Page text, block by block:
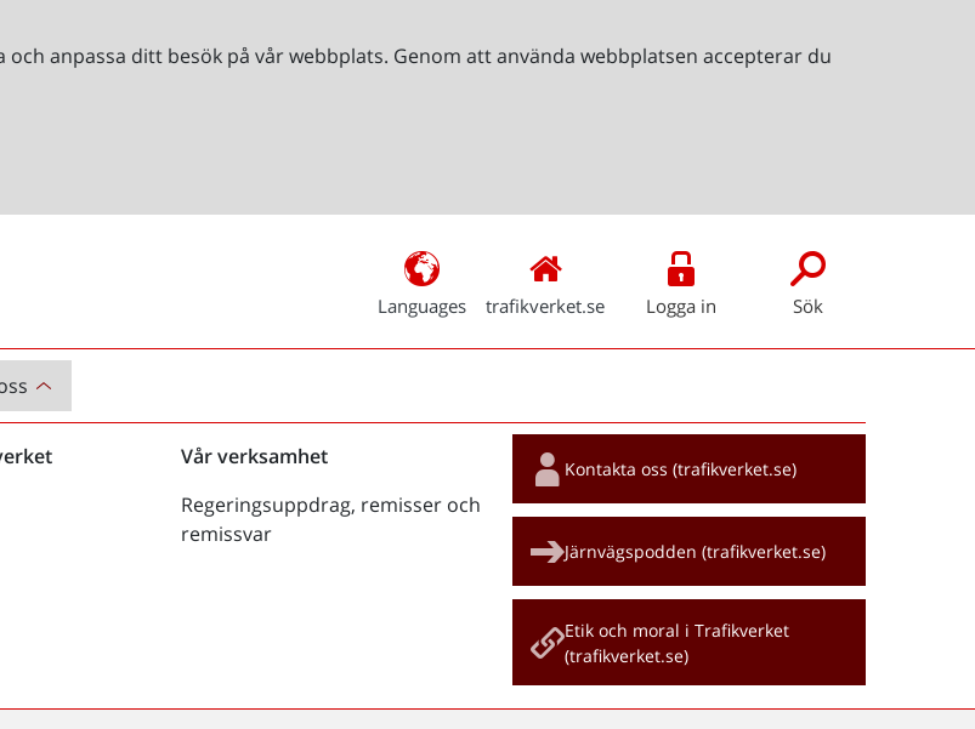
anpassa ditt besök på vår webbplats. Genom att använda webbplatsen accepterar du
Languages trafikverket.se Logga in Sök
Vår verksamhet
Regeringsuppdrag, remisser och
remissvar
Snabblänkar
Kontakta oss (trafikverket.se)
Järnvägspodden (trafikverket.se)
Etik och moral i Trafikverket
(trafikverket.se)